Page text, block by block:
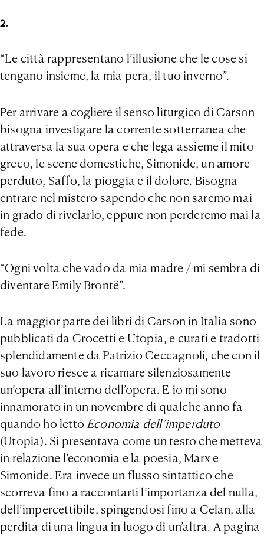
2.
“Le città rappresentano l’illusione che le cose si
tengano insieme, la mia pera, il tuo inverno”.
Per arrivare a cogliere il senso liturgico di Carson
bisogna investigare la corrente sotterranea che
attraversa la sua opera e che lega assieme il mito
greco, le scene domestiche, Simonide, un amore
perduto, Saffo, la pioggia e il dolore. Bisogna
entrare nel mistero sapendo che non saremo mai
in grado di rivelarlo, eppure non perderemo mai la
fede.
“Ogni volta che vado da mia madre / mi sembra di
diventare Emily Brontë”.
La maggior parte dei libri di Carson in Italia sono
pubblicati da Crocetti e Utopia, e curati e tradotti
splendidamente da Patrizio Ceccagnoli, che con il
suo lavoro riesce a ricamare silenziosamente
un’opera all’interno dell’opera. E io mi sono
innamorato in un novembre di qualche anno fa
quando ho letto Economia dell’imperduto
(Utopia). Si presentava come un testo che metteva
in relazione l’economia e la poesia, Marx e
Simonide. Era invece un flusso sintattico che
scorreva fino a raccontarti l’importanza del nulla,
dell’impercettibile, spingendosi fino a Celan, alla
perdita di una lingua in luogo di un’altra. A pagina